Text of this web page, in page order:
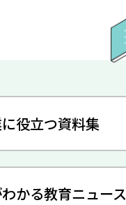
役立つ資料集
かる教育ニュース